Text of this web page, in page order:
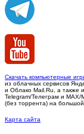
Скачать компьютерные
из облачных сервисов
и Облако Mail.Ru, а также
Telegram/Телеграм и MAX/
(без торрента) на большой
Карта сайта